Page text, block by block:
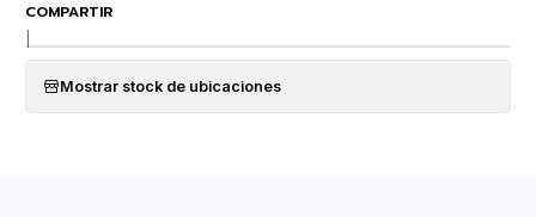
COMPARTIR
Mostrar stock de ubicaciones